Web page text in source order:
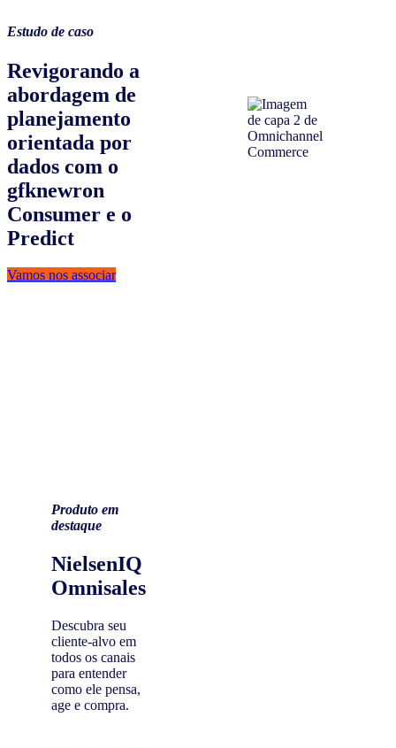
Estudo de caso
Revigorando a
abordagem de
planejamento
orientada por
dados com o
gfknewron
Consumer e o
Predict
Vamos nos associar
Produto em
destaque
NielsenIQ
Omnisales
Descubra seu
cliente-alvo em
todos os canais
para entender
como ele pensa,
age e compra.